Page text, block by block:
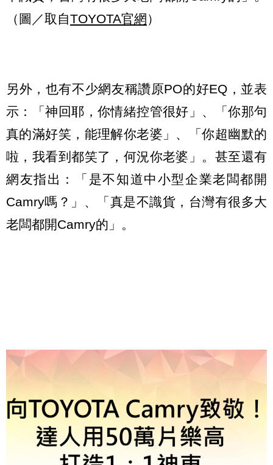
（圖／取自TOYOTA官網 ）
另外，也有不少網友稱讚原PO的好EQ，並表
示：「神回耶，你情緒控管很好」、「你那句
真的滿好笑，能理解你老婆」、「你超幽默的
啦，我看到都笑了，何況你老婆」。甚至還有
網友指出：「是不知道中小型企業老闆都開
Camry嗎？」、「真是不識貨，台灣有很多大
老闆都開Camry的」。